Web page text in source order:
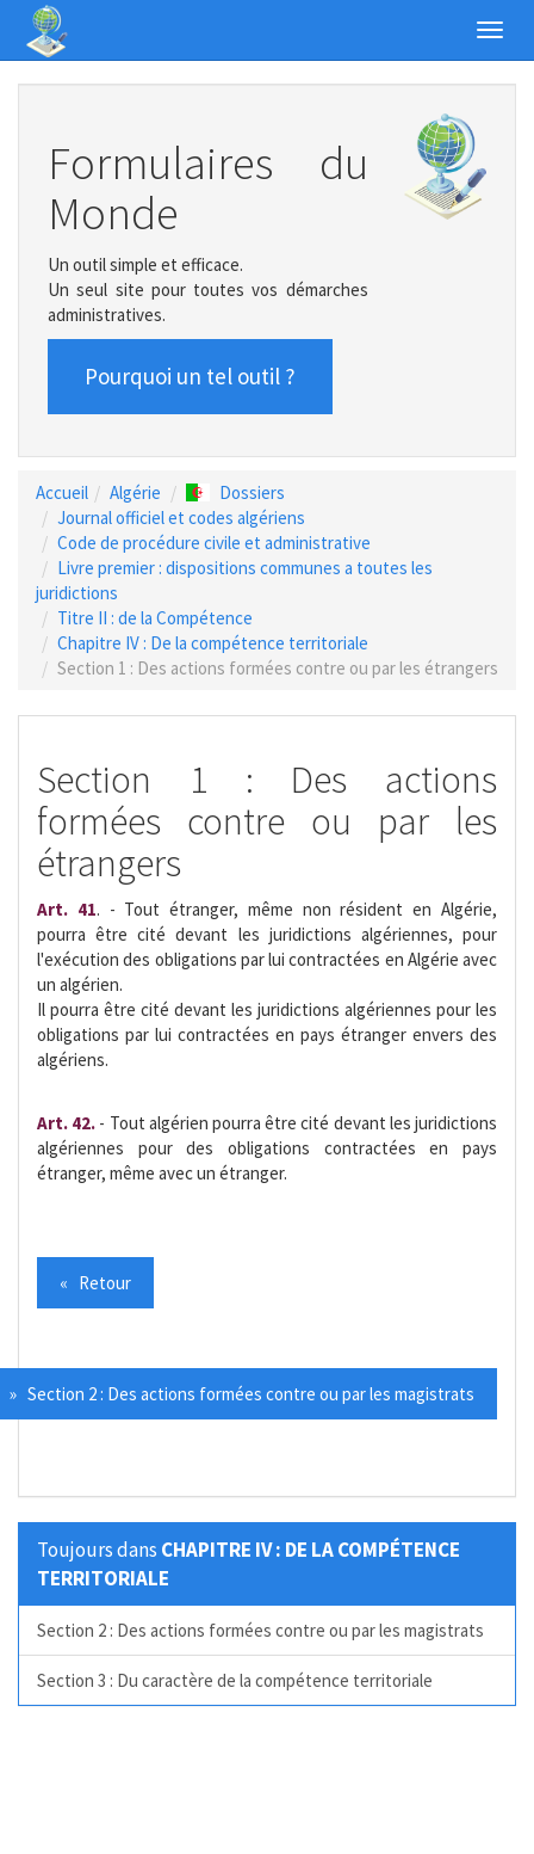
Formulaires du
Monde
Un outil simple et efficace.
Un seul site pour toutes vos démarches
administratives.
Pourquoi un tel outil ?
Accueil Algérie
Dossiers
Journal officiel et codes algériens
Code de procédure civile et administrative
Livre premier : dispositions communes a toutes les
juridictions
Titre II : de la Compétence
Chapitre IV : De la compétence territoriale
Section 1 : Des actions formées contre ou par les étrangers
Section 1 : Des actions
formées contre ou par les
étrangers
Art. 41. - Tout étranger, même non résident en Algérie,
pourra être cité devant les juridictions algériennes, pour
l'exécution des obligations par lui contractées en Algérie avec
un algérien.
Il pourra être cité devant les juridictions algériennes pour les
obligations par lui contractées en pays étranger envers des
algériens.
Art. 42. - Tout algérien pourra être cité devant les juridictions
algériennes pour des obligations contractées en pays
étranger, même avec un étranger.
« Retour
» Section 2 : Des actions formées contre ou par les magistrats
Toujours dans CHAPITRE IV : DE LA COMPÉTENCE
TERRITORIALE
Section 2 : Des actions formées contre ou par les magistrats
Section 3 : Du caractère de la compétence territoriale